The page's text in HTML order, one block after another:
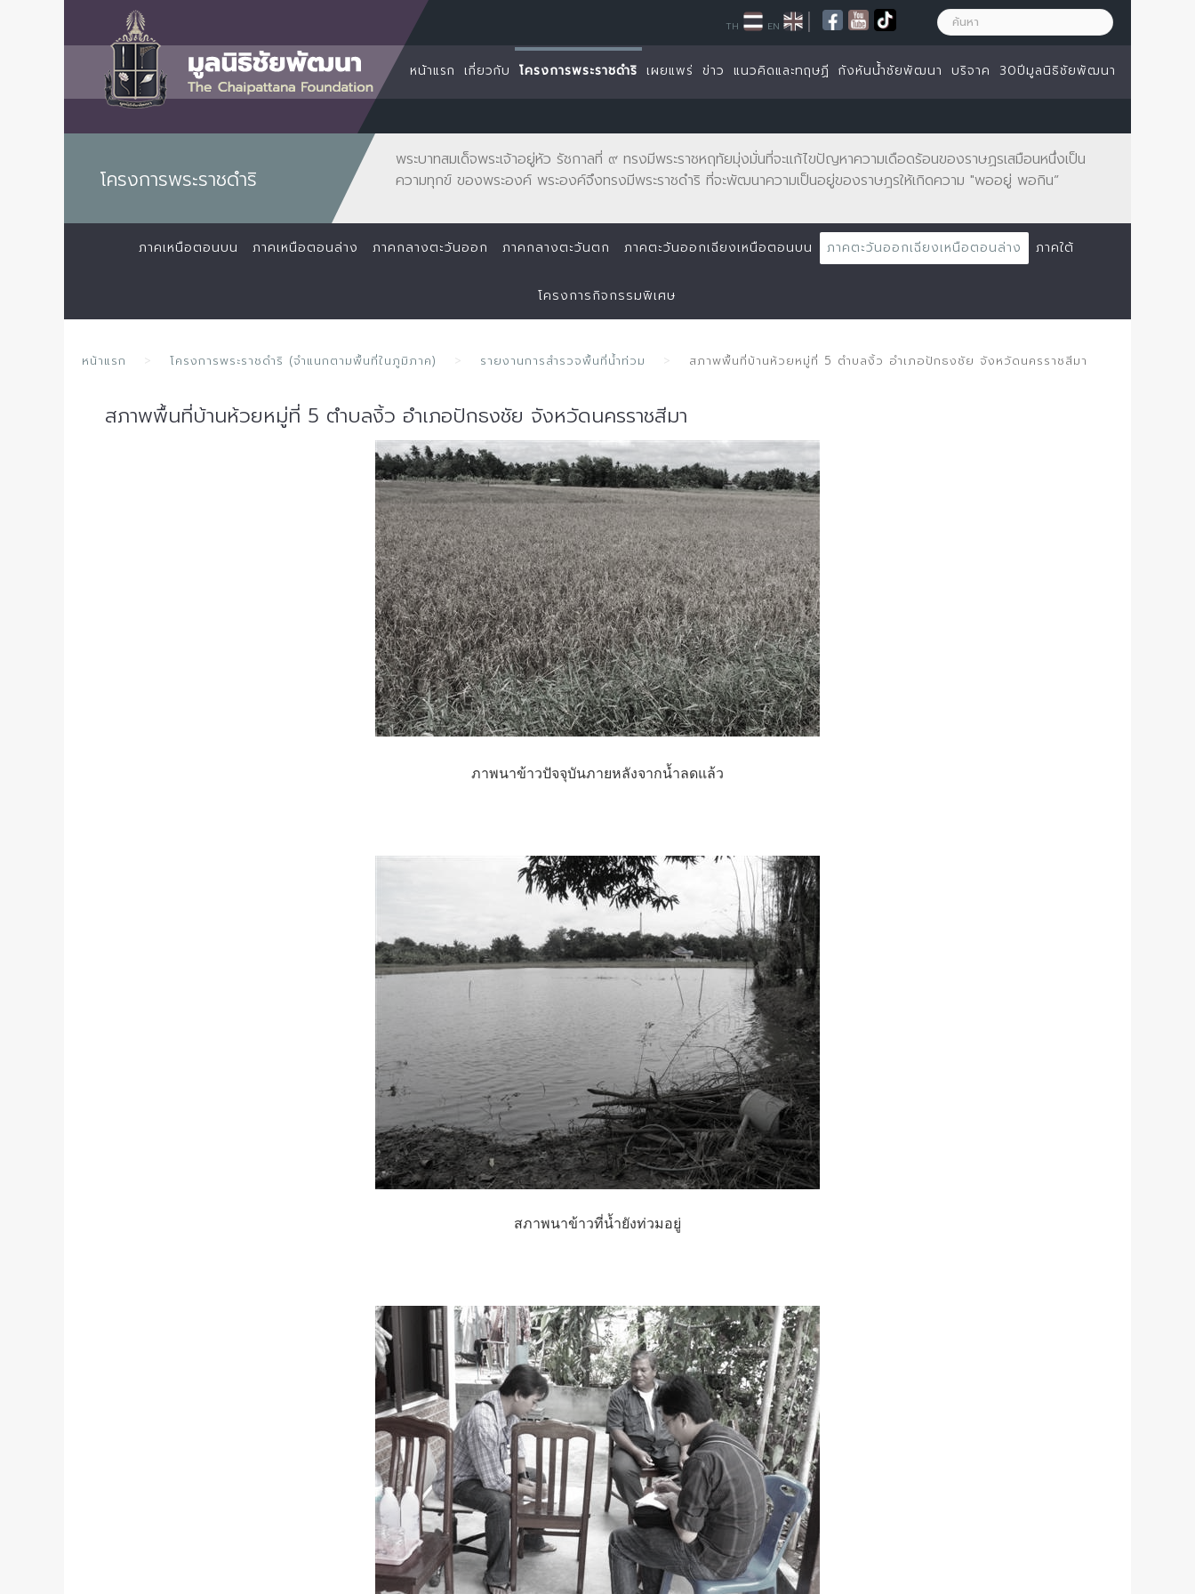
หน้าแรก เกี่ยวกับ โครงการพระราชดำริ เผยแพร่ ข่าว แนวคิดและทฤษฏี กังหันน้ำชัยพัฒนา บริจาค 30ปีมูลนิธิชัยพัฒนา
TH EN |
โครงการพระราชดำริ
พระบาทสมเด็จพระเจ้าอยู่หัว รัชกาลที่ ๙ ทรงมีพระราชหฤทัยมุ่งมั่นที่จะแก้ไขปัญหาความเดือดร้อนของราษฏรเสมือนหนึ่งเป็น
ความทุกข์ ของพระองค์ พระองค์จึงทรงมีพระราชดำริ ที่จะพัฒนาความเป็นอยู่ของราษฎรให้เกิดความ "พออยู่ พอกิน”
ภาคเหนือตอนบน ภาคเหนือตอนล่าง ภาคกลางตะวันออก ภาคกลางตะวันตก ภาคตะวันออกเฉียงเหนือตอนบน ภาคตะวันออกเฉียงเหนือตอนล่าง ภาคใต้
โครงการกิจกรรมพิเศษ
หน้าแรก โครงการพระราชดำริ (จำแนกตามพื้นที่ในภูมิภาค) รายงานการสำรวจพื้นที่น้ำท่วม สภาพพื้นที่บ้านห้วยหมู่ที่ 5 ตำบลงิ้ว อำเภอปักธงชัย จังหวัดนครราชสีมา
สภาพพื้นที่บ้านห้วยหมู่ที่ 5 ตำบลงิ้ว อำเภอปักธงชัย จังหวัดนครราชสีมา
ภาพนาข้าวปัจจุบันภายหลังจากน้ำลดแล้ว
สภาพนาข้าวที่น้ำยังท่วมอยู่